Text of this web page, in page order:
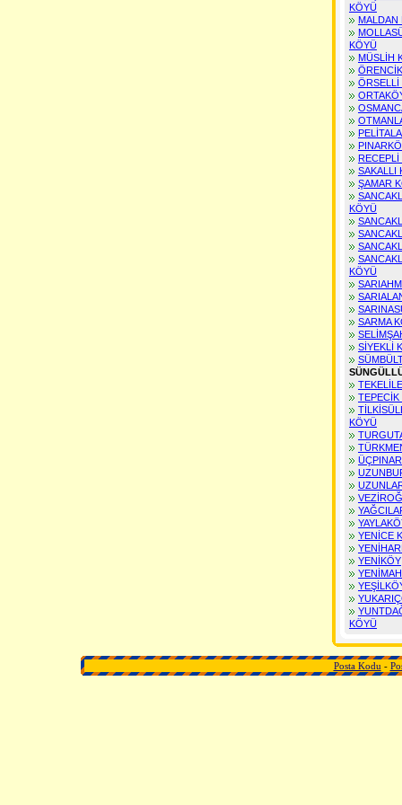
KÖYÜ
MALDAN
KÖYÜ
MÜSLİH
ÖRSELLİ
RECEPLİ
SAKALLI
ŞAMAR
KÖYÜ
KÖYÜ
SARMA
SİYEKLİ
TEPECİK
KÖYÜ
ÜÇPINAR
YENİCE
YENİKÖY
KÖYÜ
Posta Kodu -